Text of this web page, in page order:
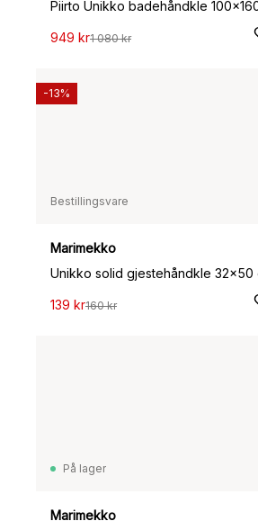
949 kr1 080 kr
Bestillingsvare
Marimekko
139 kr160 kr
-13%
På lager
Marimekko